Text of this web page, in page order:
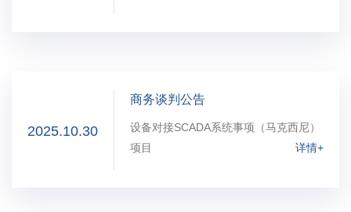
2025.10.30
商务谈判公告
设备对接SCADA系统事项（马克西尼）
项目
详情+